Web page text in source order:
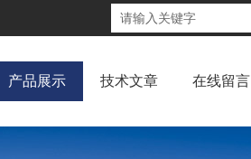
产品展示 技术文章 在线留言